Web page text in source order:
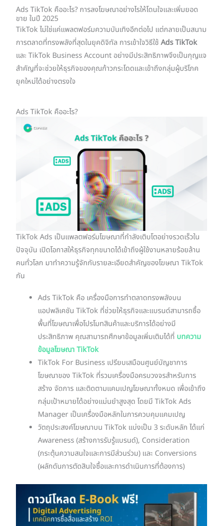
Ads TikTok คืออะไร? การลงโฆษณาอย่างไรให้โดนใจและเพิ่มยอด
ขาย ในปี 2025
TikTok ไม่ใช่แค่แพลตฟอร์มความบันเทิงอีกต่อไป แต่กลายเป็นสนาม
การตลาดที่ทรงพลังที่สุดในยุคดิจิทัล การเข้าใจวิธีใช้Ads TikTok
และ TikTok Business Account อย่างมีประสิทธิภาพจึงเป็นกุญแจ
สำคัญที่จะช่วยให้ธุรกิจของคุณก้าวกระโดดและเข้าถึงกลุ่มผู้บริโภค
ยุคใหม่ได้อย่างตรงใจ
Ads TikTok คืออะไร?
TikTok Ads เป็นแพลตฟอร์มโฆษณาที่กำลังเติบโตอย่างรวดเร็วใน
ปัจจุบัน เปิดโอกาสให้ธุรกิจทุกขนาดได้เข้าถึงผู้ใช้งานหลายร้อยล้าน
คนทั่วโลก มาทำความรู้จักกับรายละเอียดสำคัญของโฆษณา TikTok
กัน
Ads TikTok คือ เครื่องมือการทำตลาดทรงพลังบน
แอปพลิเคชัน TikTok ที่ช่วยให้ธุรกิจและแบรนด์สามารถซื้อ
พื้นที่โฆษณาเพื่อโปรโมทสินค้าและบริการได้อย่างมี
ประสิทธิภาพ คุณสามารถศึกษาข้อมูลเพิ่มเติมได้ที่ บทความ
ข้อมูลโฆษณา TikTok
TikTok For Business เปรียบเสมือนศูนย์บัญชาการ
โฆษณาของ TikTok ที่รวมเครื่องมือครบวงจรสำหรับการ
สร้าง จัดการ และติดตามแคมเปญโฆษณาทั้งหมด เพื่อเข้าถึง
กลุ่มเป้าหมายได้อย่างแม่นยำสูงสุด โดยมี TikTok Ads
Manager เป็นเครื่องมือหลักในการควบคุมแคมเปญ
วัตถุประสงค์โฆษณาบน TikTok แบ่งเป็น 3 ระดับหลัก ได้แก่
Awareness (สร้างการรับรู้แบรนด์), Consideration
(กระตุ้นความสนใจและการมีส่วนร่วม) และ Conversions
(ผลักดันการตัดสินใจซื้อและการดำเนินการที่ต้องการ)